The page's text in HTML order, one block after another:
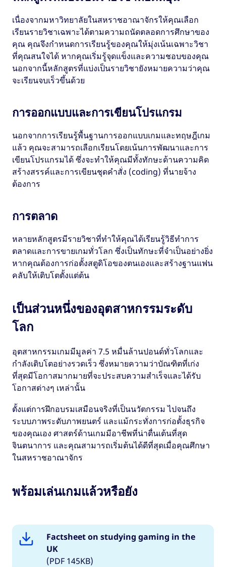
เนื่องจากมหาวิทยาลัยในสหราชอาณาจักรให้คุณเลือก
เรียนรายวิชาเฉพาะได้ตามความถนัดตลอดการศึกษาของ
คุณ คุณจึงกำหนดการเรียนรู้ของคุณให้มุ่งเน้นเฉพาะวิชา
ที่คุณสนใจได้ หากคุณเริ่มรู้จุดแข็งและความชอบของคุณ
นอกจากนี้หลักสูตรที่แบ่งเป็นรายวิชายังหมายความว่าคุณ
จะเรียนจบเร็วขึ้นด้วย
การออกแบบและการเขียนโปรแกรม
นอกจากการเรียนรู้พื้นฐานการออกแบบเกมและทฤษฎีเกม
แล้ว คุณจะสามารถเลือกเรียนโดยเน้นการพัฒนาและการ
เขียนโปรแกรมได้ ซึ่งจะทำให้คุณมีทั้งทักษะด้านความคิด
สร้างสรรค์และการเขียนชุดคำสั่ง (coding) ที่นายจ้าง
ต้องการ
การตลาด
หลายหลักสูตรมีรายวิชาที่ทำให้คุณได้เรียนรู้วิธีทำการ
ตลาดและการขายเกมทั่วโลก ซึ่งเป็นทักษะที่จำเป็นอย่างยิ่ง
หากคุณต้องการก่อตั้งสตูดิโอของตนเองและสร้างฐานแฟน
คลับให้เติบโตตั้งแต่ต้น
เป็นส่วนหนึ่งของอุตสาหกรรมระดับ
โลก
อุตสาหกรรมเกมมีมูลค่า 7.5 หมื่นล้านปอนด์ทั่วโลกและ
กำลังเติบโตอย่างรวดเร็ว ซึ่งหมายความว่าบัณฑิตที่เก่ง
ที่สุดมีโอกาสมากมายที่จะประสบความสำเร็จและได้รับ
โอกาสต่างๆ เหล่านั้น
ตั้งแต่การฝึกอบรมเสมือนจริงที่เป็นนวัตกรรม ไปจนถึง
ระบบภาพระดับภาพยนตร์ และแม้กระทั่งการก่อตั้งธุรกิจ
ของคุณเอง ศาสตร์ด้านเกมมีอาชีพที่น่าตื่นเต้นที่สุด
จินตนาการ และคุณสามารถเริ่มต้นได้ดีที่สุดเมื่อคุณศึกษา
ในสหราชอาณาจักร
พร้อมเล่นเกมแล้วหรือยัง
Factsheet on studying gaming in the
UK
(PDF 145KB)